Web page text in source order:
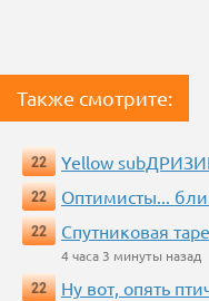
Также смотрите:
22 Yellow
22
Оптимисты...
22
Спутниковая
4 часа 3 минуты назад
22
Ну вот, опять